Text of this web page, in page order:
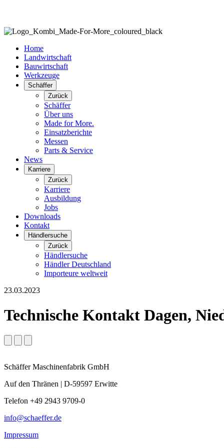
Home
Landwirtschaft
Bauwirtschaft
Werkzeuge
Schäffer
Zurück
Schäffer
Über uns
Made for More.
Einsatzberichte
Messen
Parts & Service
News
Karriere
Zurück
Karriere
Ausbildung
Jobs
Downloads
Kontakt
Händlersuche
Zurück
Händlersuche
Händler Deutschland
Importeure weltweit
23.03.2023
Technische Kontakt Dagen,
Schäffer Maschinenfabrik GmbH
Auf den Thränen | D-59597 Erwitte
Telefon +49 2943 9709-0
info@schaeffer.de
Impressum